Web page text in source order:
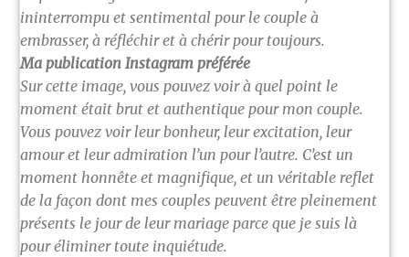
ininterrompu et sentimental pour le couple à
embrasser, à réfléchir et à chérir pour toujours.
Ma publication Instagram préférée
Sur cette image, vous pouvez voir à quel point le
moment était brut et authentique pour mon couple.
Vous pouvez voir leur bonheur, leur excitation, leur
amour et leur admiration l’un pour l’autre. C’est un
moment honnête et magnifique, et un véritable reflet
de la façon dont mes couples peuvent être pleinement
présents le jour de leur mariage parce que je suis là
pour éliminer toute inquiétude.